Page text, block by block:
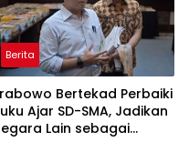
Berita
Bertekad Perbaiki
Ajar SD-SMA, Jadikan
Lain sebagai